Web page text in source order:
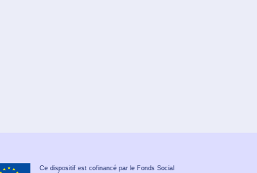
Ce dispositif est cofinancé par le Fonds Social